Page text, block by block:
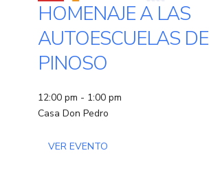
HOMENAJE A LAS
AUTOESCUELAS DE
PINOSO
12:00 pm - 1:00 pm
Casa Don Pedro
VER EVENTO